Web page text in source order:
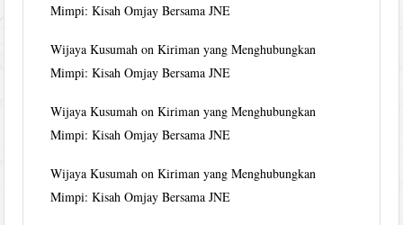
Mimpi: Kisah Omjay Bersama JNE
Wijaya Kusumah onKiriman yang Menghubungkan
Mimpi: Kisah Omjay Bersama JNE
Wijaya Kusumah onKiriman yang Menghubungkan
Mimpi: Kisah Omjay Bersama JNE
Wijaya Kusumah onKiriman yang Menghubungkan
Mimpi: Kisah Omjay Bersama JNE